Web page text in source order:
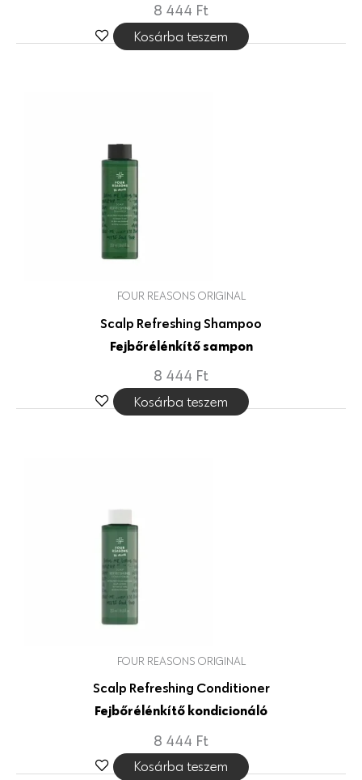
8 444 Ft
Kosárba teszem
FOUR REASONS ORIGINAL
Scalp Refreshing Shampoo
Fejbőrélénkítő sampon
8 444 Ft
Kosárba teszem
FOUR REASONS ORIGINAL
Scalp Refreshing Conditioner
Fejbőrélénkítő kondicionáló
8 444 Ft
Kosárba teszem